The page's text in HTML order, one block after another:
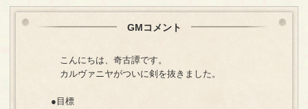
GMコメント
こんにちは、奇古譚です。
カルヴァニヤがついに剣を抜きました。
●目標